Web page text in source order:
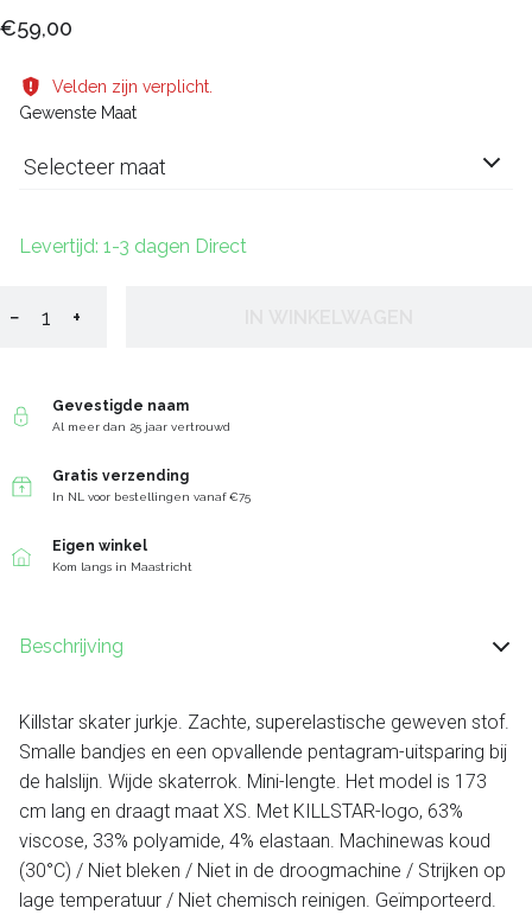
€59,00
Velden zijn verplicht.
Gewenste Maat
Selecteer maat
Levertijd: 1-3 dagen Direct
− +
Gevestigde naam
Al meer dan 25 jaar vertrouwd
Gratis verzending
In NL voor bestellingen vanaf €75
Eigen winkel
Kom langs in Maastricht
Beschrijving
Killstar skater jurkje. Zachte, superelastische geweven stof.
Smalle bandjes en een opvallende pentagram-uitsparing bij
de halslijn. Wijde skaterrok. Mini-lengte. Het model is 173
cm lang en draagt ​​maat XS. Met KILLSTAR-logo, 63%
viscose, 33% polyamide, 4% elastaan. Machinewas koud
(30°C) / Niet bleken / Niet in de droogmachine / Strijken op
lage temperatuur / Niet chemisch reinigen. Geïmporteerd.